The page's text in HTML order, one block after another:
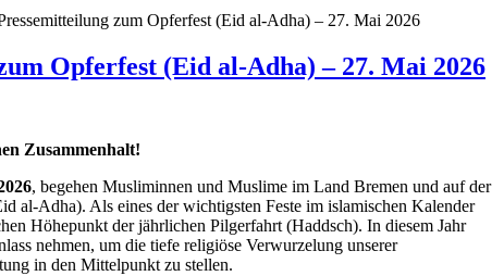
zum Opferfest (Eid al-Adha) – 27. Mai 2026
Opferfest (Eid al-Adha) – 27. Mai 2026
Zusammenhalt!
, begehen Musliminnen und Muslime im Land Bremen und auf der
al-Adha). Als eines der wichtigsten Feste im islamischen Kalender
Höhepunkt der jährlichen Pilgerfahrt (Haddsch). In diesem Jahr
nehmen, um die tiefe religiöse Verwurzelung unserer
in den Mittelpunkt zu stellen.